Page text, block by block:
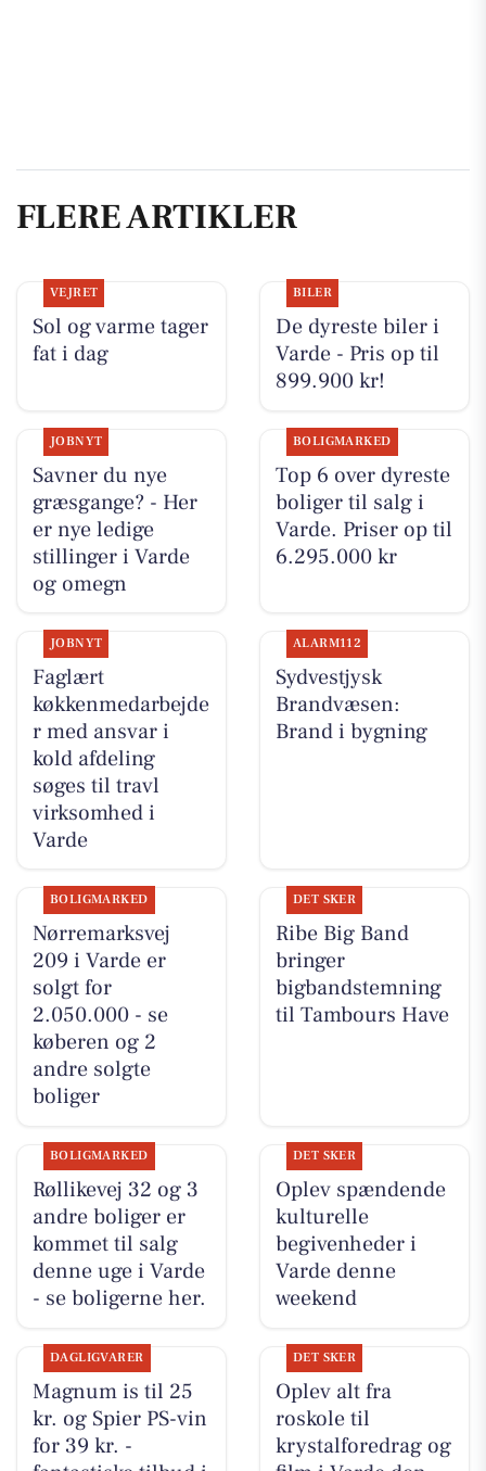
FLERE ARTIKLER
VEJRET
Sol og varme tager
fat i dag
BILER
De dyreste biler i
Varde - Pris op til
899.900 kr!
JOBNYT
Savner du nye
græsgange? - Her
er nye ledige
stillinger i Varde
og omegn
BOLIGMARKED
Top 6 over dyreste
boliger til salg i
Varde. Priser op til
6.295.000 kr
JOBNYT
Faglært
køkkenmedarbejde
r med ansvar i
kold afdeling
søges til travl
virksomhed i
Varde
ALARM112
Sydvestjysk
Brandvæsen:
Brand i bygning
BOLIGMARKED
Nørremarksvej
209 i Varde er
solgt for
2.050.000 - se
køberen og 2
andre solgte
boliger
DET SKER
Ribe Big Band
bringer
bigbandstemning
til Tambours Have
BOLIGMARKED
Røllikevej 32 og 3
andre boliger er
kommet til salg
denne uge i Varde
- se boligerne her.
DET SKER
Oplev spændende
kulturelle
begivenheder i
Varde denne
weekend
DAGLIGVARER
Magnum is til 25
kr. og Spier PS-vin
for 39 kr. -
DET SKER
Oplev alt fra
roskole til
krystalforedrag og